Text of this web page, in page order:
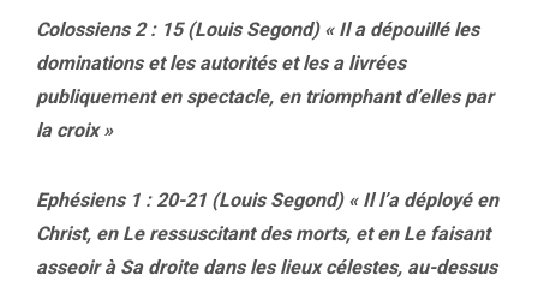
Colossiens 2 : 15 (Louis Segond) « Il a dépouillé les
dominations et les autorités et les a livrées
publiquement en spectacle, en triomphant d’elles par
la croix »
Ephésiens 1 : 20-21 (Louis Segond) « Il l’a déployé en
Christ, en Le ressuscitant des morts, et en Le faisant
asseoir à Sa droite dans les lieux célestes, au-dessus